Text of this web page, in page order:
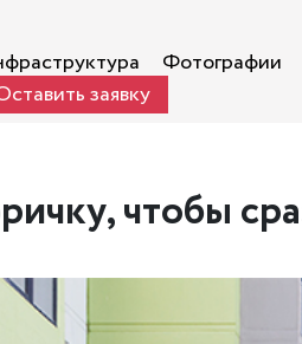
Фотографии
заявку
чтобы